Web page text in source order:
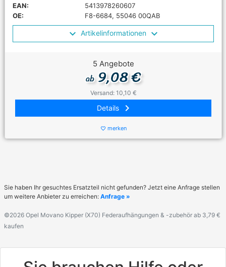
EAN:
5413978260607
OE:
F8-6684, 55046 00QAB
Artikelinformationen
5 Angebote
ab9,08 €
Versand: 10,10 €
Details keyboard_arrow_right
favorite_border merken
Sie haben Ihr gesuchtes Ersatzteil nicht gefunden? Jetzt eine Anfrage stellen
um weitere Anbieter zu erreichen: Anfrage »
©2026 Opel Movano Kipper (X70) Federaufhängungen & -zubehör ab 3,79 €
kaufen